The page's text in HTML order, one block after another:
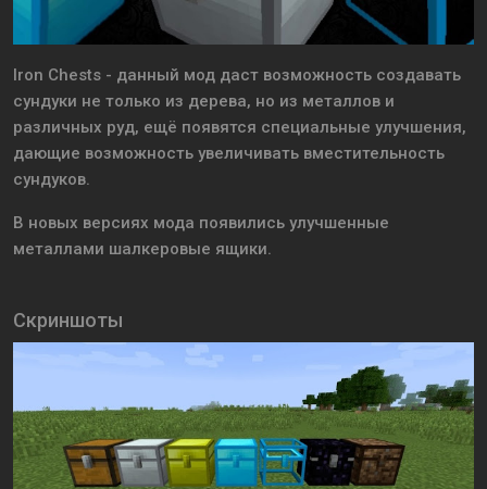
Iron Chests - данный мод даст возможность создавать
сундуки не только из дерева, но из металлов и
различных руд, ещё появятся специальные улучшения,
дающие возможность увеличивать вместительность
сундуков.
В новых версиях мода появились улучшенные
металлами шалкеровые ящики.
Скриншоты